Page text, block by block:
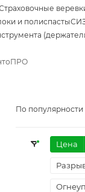
и полиспасты
По
Цена